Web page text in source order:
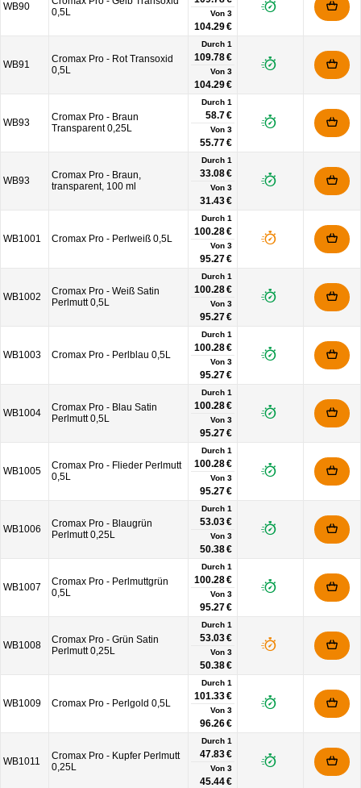
WB90
0,5L
Von 3
104.29 €
WB91
Cromax Pro - Rot Transoxid
0,5L
Durch 1
109.78 €
Von 3
104.29 €
WB93
Cromax Pro - Braun
Transparent 0,25L
Durch 1
58.7 €
Von 3
55.77 €
WB93
Cromax Pro - Braun,
transparent, 100 ml
Durch 1
33.08 €
Von 3
31.43 €
WB1001 Cromax Pro - Perlweiß 0,5L
Durch 1
100.28 €
Von 3
95.27 €
WB1002
Cromax Pro - Weiß Satin
Perlmutt 0,5L
Durch 1
100.28 €
Von 3
95.27 €
WB1003 Cromax Pro - Perlblau 0,5L
Durch 1
100.28 €
Von 3
95.27 €
WB1004
Cromax Pro - Blau Satin
Perlmutt 0,5L
Durch 1
100.28 €
Von 3
95.27 €
WB1005
Cromax Pro - Flieder Perlmutt
0,5L
Durch 1
100.28 €
Von 3
95.27 €
WB1006
Cromax Pro - Blaugrün
Perlmutt 0,25L
Durch 1
53.03 €
Von 3
50.38 €
WB1007
Cromax Pro - Perlmuttgrün
0,5L
Durch 1
100.28 €
Von 3
95.27 €
WB1008
Cromax Pro - Grün Satin
Perlmutt 0,25L
Durch 1
53.03 €
Von 3
50.38 €
WB1009 Cromax Pro - Perlgold 0,5L
Durch 1
101.33 €
Von 3
96.26 €
WB1011
Cromax Pro - Kupfer Perlmutt
0,25L
Durch 1
47.83 €
Von 3
45.44 €